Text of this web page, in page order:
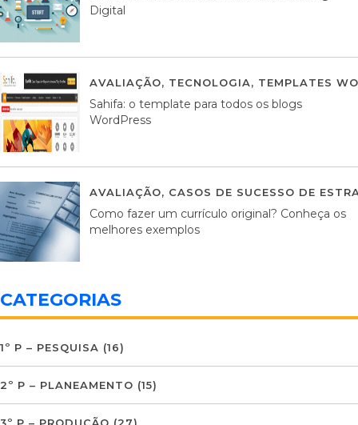
Digital
AVALIAÇÃO, TECNOLOGIA, TEMPLATES
Sahifa: o template para todos os blogs
WordPress
AVALIAÇÃO, CASOS DE SUCESSO DE
Como fazer um currículo original? Conheça os
melhores exemplos
CATEGORIAS
1º P – PESQUISA (16)
2º P – PLANEAMENTO (15)